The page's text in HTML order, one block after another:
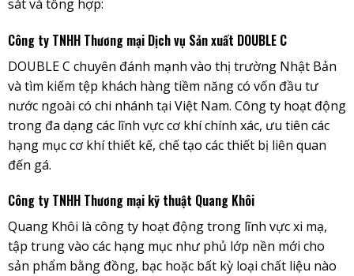
sát và tổng hợp:
Công ty TNHH Thương mại Dịch vụ Sản xuất DOUBLE C
DOUBLE C chuyên đánh mạnh vào thị trường Nhật Bản
và tìm kiếm tệp khách hàng tiềm năng có vốn đầu tư
nước ngoài có chi nhánh tại Việt Nam. Công ty hoạt động
trong đa dạng các lĩnh vực cơ khí chính xác, ưu tiên các
hạng mục cơ khí thiết kế, chế tạo các thiết bị liên quan
đến gá.
Công ty TNHH Thương mại kỹ thuật Quang Khôi
Quang Khôi là công ty hoạt động trong lĩnh vực xi mạ,
tập trung vào các hạng mục như phủ lớp nền mới cho
sản phẩm bằng đồng, bạc hoặc bất kỳ loại chất liệu nào